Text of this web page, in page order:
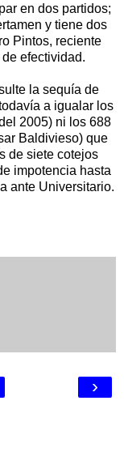
en dos partidos;
y tiene dos
Pintos, reciente
efectividad.
la sequía de
a igualar los
2005) ni los 688
Baldivieso) que
de siete cotejos
impotencia hasta
ante Universitario.
›